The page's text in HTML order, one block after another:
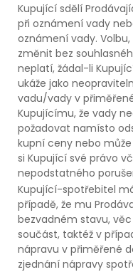
Kupující sdělí
při oznámení vady
oznámení vady.
změnit bez
neplatí, žádal-li
ukáže jako
vadu/vady v
Kupujícímu, že vady
požadovat namísto
kupní ceny nebo
si Kupující své právo
nepodstatného
Kupující-spotřebitel
případě, že mu
bezvadném stavu,
součást, taktéž v
nápravu v přiměřené
zjednání nápravy